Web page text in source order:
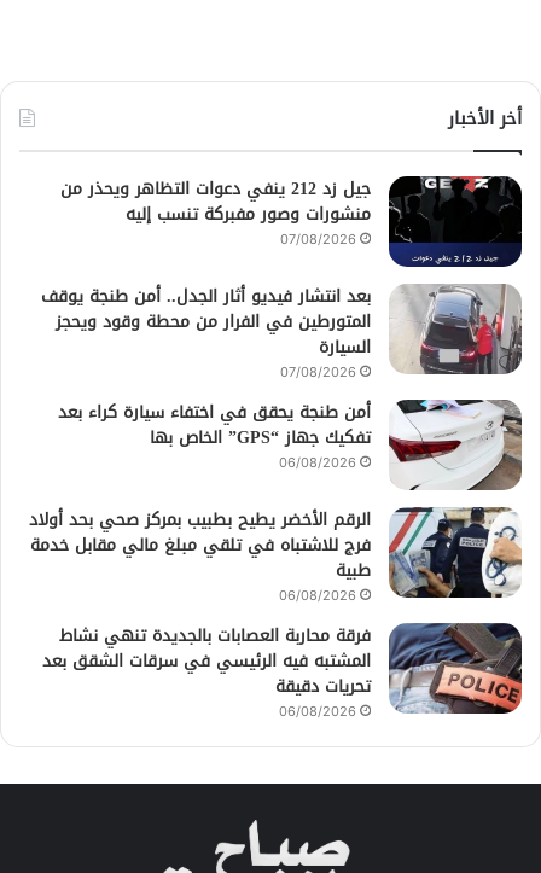
أخر الأخبار
جيل زد 212 ينفي دعوات التظاهر ويحذر من
منشورات وصور مفبركة تنسب إليه
07/08/2026
بعد انتشار فيديو أثار الجدل.. أمن طنجة يوقف
المتورطين في الفرار من محطة وقود ويحجز
السيارة
07/08/2026
أمن طنجة يحقق في اختفاء سيارة كراء بعد
تفكيك جهاز “GPS” الخاص بها
06/08/2026
الرقم الأخضر يطيح بطبيب بمركز صحي بحد أولاد
فرج للاشتباه في تلقي مبلغ مالي مقابل خدمة
طبية
06/08/2026
فرقة محاربة العصابات بالجديدة تنهي نشاط
المشتبه فيه الرئيسي في سرقات الشقق بعد
تحريات دقيقة
06/08/2026